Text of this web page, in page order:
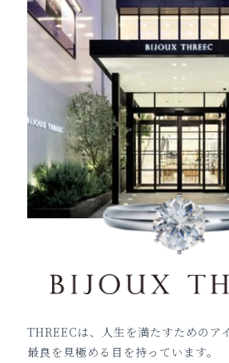
THREECは、人生を満たすためのア
最良を見極める目を持っています。